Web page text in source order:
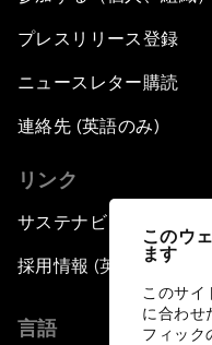
このウ
ます
このサイ
に合わせ
フィック
プレスリリース登録
ニュースレター購読
連絡先 (英語のみ)
リンク
サステナビリティへの取
採用情報 (英語のみ)
言語